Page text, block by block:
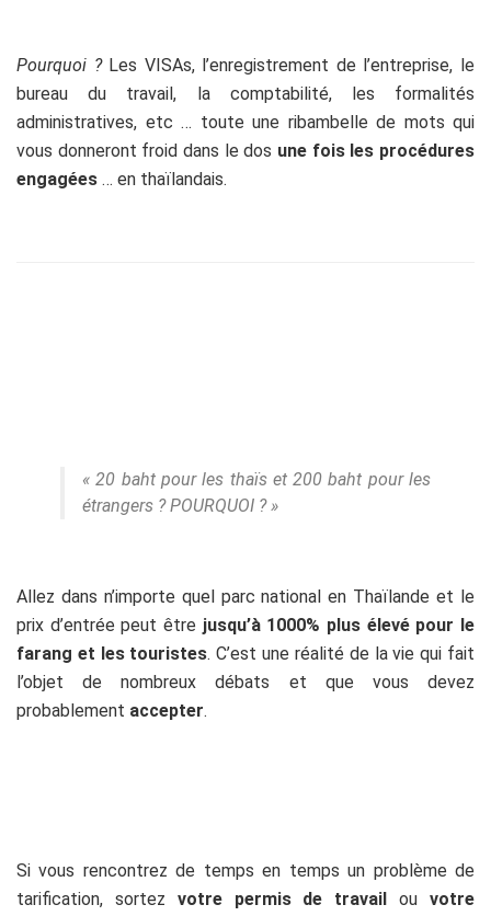
Pourquoi ? Les VISAs, l’enregistrement de l’entreprise, le
bureau du travail, la comptabilité, les formalités
administratives, etc … toute une ribambelle de mots qui
vous donneront froid dans le dos une fois les procédures
engagées … en thaïlandais.
« 20 baht pour les thaïs et 200 baht pour les
étrangers ? POURQUOI ? »
Allez dans n’importe quel parc national en Thaïlande et le
prix d’entrée peut être jusqu’à 1000% plus élevé pour le
farang et les touristes. C’est une réalité de la vie qui fait
l’objet de nombreux débats et que vous devez
probablement accepter.
Si vous rencontrez de temps en temps un problème de
tarification, sortez votre permis de travail ouvotre